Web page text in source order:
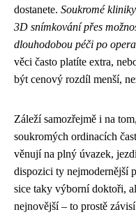
dostanete. Soukromé
3D snímkování přes
dlouhodobou péči po
věci často platíte extra,
být cenový rozdíl menší,
Záleží samozřejmě i na
soukromých ordinacích
věnují na plný úvazek,
dispozici ty nejmodernější
sice taky výborní doktoři,
nejnovější – to prostě